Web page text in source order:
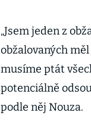
„Jsem jeden z
obžalovaných
musíme ptát
potenciálně
podle něj Nouza.